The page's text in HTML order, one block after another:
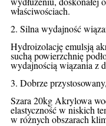
właściwościach.
2. Silna wydajność
Hydroizolację emulsją
suchą powierzchnię
wydajnością wiązania z
3. Dobrze
Szara 20kg Akrylowa
elastyczność w niskich
w różnych obszarach